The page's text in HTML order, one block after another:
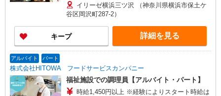
イリーゼ横浜三ツ沢 （神奈川県横浜市保土ケ
谷区岡沢町287-2）
キープ 詳細を見る
アルバイト パート
株式会社HITOWA フードサービスカンパニー
福祉施設での調理員【アルバイト・パート】
時給1,450円以上 ※経験によりスタート時給は